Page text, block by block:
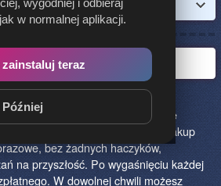
wygodniej i odbieraj
w normalnej aplikacji.
zainstaluj teraz
Później
specjalnie dla Polek i Polaków.
ze strony jest i zawsze będzie
takie jak promocja konta lub zakup
bez żadnych haczyków,
na przyszłość. Po wygaśnięciu każdej
W dowolnej chwili możesz